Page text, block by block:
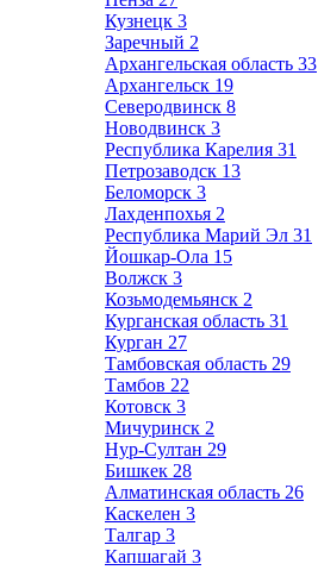
Кузнецк 3
Заречный 2
Архангельская область 33
Архангельск 19
Северодвинск 8
Новодвинск 3
Республика Карелия 31
Петрозаводск 13
Беломорск 3
Лахденпохья 2
Республика Марий Эл 31
Йошкар-Ола 15
Волжск 3
Козьмодемьянск 2
Курганская область 31
Курган 27
Тамбовская область 29
Тамбов 22
Котовск 3
Мичуринск 2
Нур-Султан 29
Бишкек 28
Алматинская область 26
Каскелен 3
Талгар 3
Капшагай 3